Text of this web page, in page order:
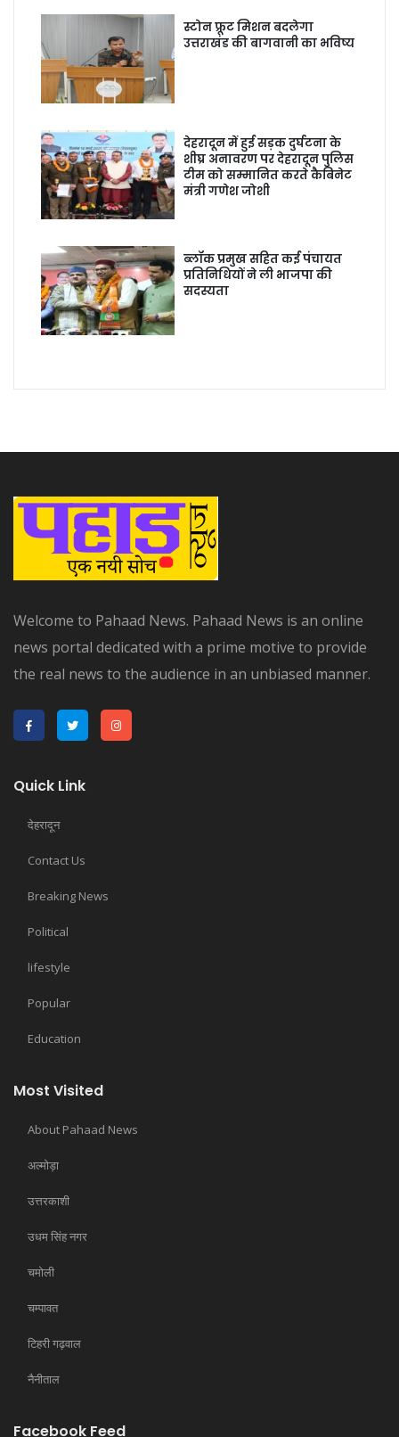
स्टोन फ्रूट मिशन बदलेगा
उत्तराखंड की बागवानी का भविष्य
देहरादून में हुई सड़क दुर्घटना के
शीघ्र अनावरण पर देहरादून पुलिस
टीम को सम्मानित करते कैबिनेट
मंत्री गणेश जोशी
ब्लॉक प्रमुख सहित कई पंचायत
प्रतिनिधियों ने ली भाजपा की
सदस्यता
Welcome to Pahaad News. Pahaad News is an online
news portal dedicated with a prime motive to provide
the real news to the audience in an unbiased manner.
Quick Link
देहरादून
Contact Us
Breaking News
Political
lifestyle
Popular
Education
Most Visited
About Pahaad News
अल्मोड़ा
उत्तरकाशी
उधम सिंह नगर
चमोली
चम्पावत
टिहरी गढ़वाल
नैनीताल
Facebook Feed